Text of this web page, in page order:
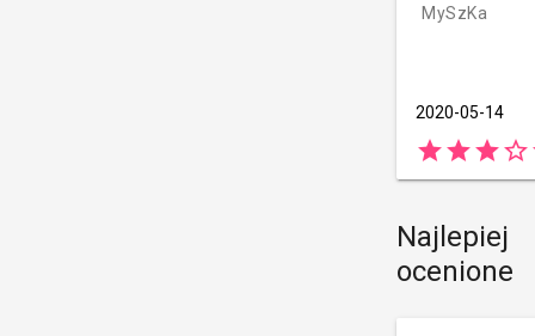
MySzKa
2020-05-14
starstarstarstar_border
Najlepiej
ocenione